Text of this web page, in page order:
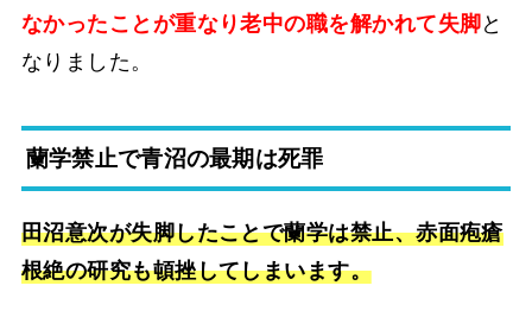
なかったことが重なり老中の職を解かれて失脚と
なりました。
蘭学禁止で青沼の最期は死罪
田沼意次が失脚したことで蘭学は禁止、赤面疱瘡
根絶の研究も頓挫してしまいます。